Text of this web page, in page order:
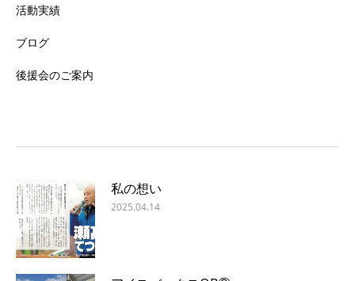
活動実績
ブログ
後援会のご案内
私の想い
2025.04.14